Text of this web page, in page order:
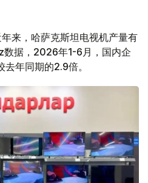
年来，哈萨克斯坦电视机产量有
据，2026年1-6月，国内企
年同期的2.9倍。